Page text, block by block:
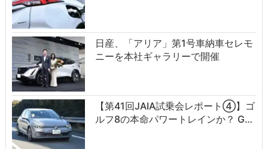
日産、「アリア」第1号車納車セレモ
ニーを本社ギャラリーで開催
【第41回JAIA試乗会レポート④】ゴ
ルフ8の本命パワートレインか？ G…